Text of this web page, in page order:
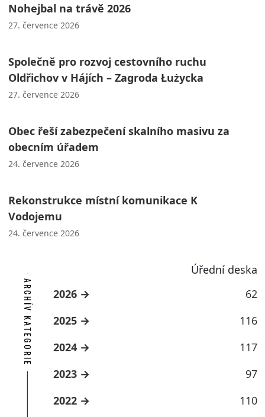
Nohejbal na trávě 2026
27. července 2026
Společně pro rozvoj cestovního ruchu
Oldřichov v Hájích – Zagroda Łużycka
27. července 2026
Obec řeší zabezpečení skalního masivu za
obecním úřadem
24. července 2026
Rekonstrukce místní komunikace K
Vodojemu
24. července 2026
Úřední deska
ARCHÍV KATEGORIE 2026
62
2025
116
2024
117
2023
97
2022
110